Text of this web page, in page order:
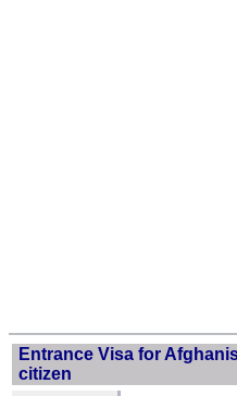
Entrance Visa for
citizen